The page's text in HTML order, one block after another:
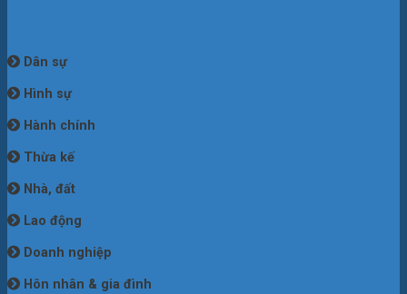
Dân sự
Hình sự
Hành chính
Thừa kế
Nhà, đất
Lao động
Doanh nghiệp
Hôn nhân & gia đình